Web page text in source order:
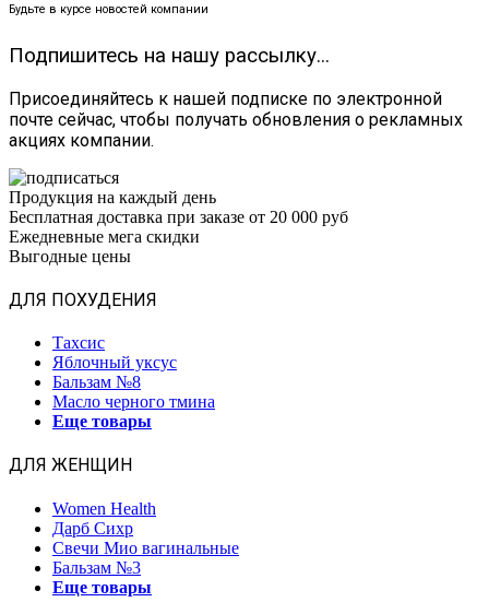
Будьте в курсе новостей компании
Подпишитесь на нашу рассылку...
Присоединяйтесь к нашей подписке по электронной
почте сейчас, чтобы получать обновления о рекламных
акциях компании.
Продукция на каждый день
Бесплатная доставка при заказе от 20 000 руб
Ежедневные мега скидки
Выгодные цены
ДЛЯ ПОХУДЕНИЯ
Тахсис
Яблочный уксус
Бальзам №8
Масло черного тмина
Еще товары
ДЛЯ ЖЕНЩИН
Women Health
Дарб Сихр
Свечи Мио вагинальные
Бальзам №3
Еще товары